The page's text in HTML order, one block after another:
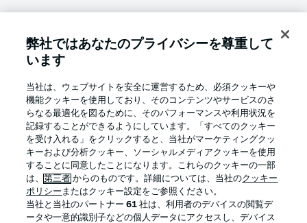
ファンタジー・マネジャー
言語をお選びください
日本語 Display Mode
ログイン
弊社ではあなたのプライバシーを尊重して
います
当社は、ウェブサイトを安全に運営するため、必須クッキーや
機能クッキーを使用しており、そのコンテンツやサービスのさ
らなる最適化を図るために、そのパフォーマンスや利用状況を
記録することができるようにしています。「すべてのクッキー
を受け入れる」をクリックすると、当社がマーケティングクッ
キーおよび分析クッキー、ソーシャルメディアクッキーを使用
することに同意したことになります。これらのクッキーの一部
は、第三者 からのものです。詳細については、当社のクッキー
ポリシー またはクッキー設定をご参照ください。
当社と当社のパートナー61 社は、利用者のデバイスの閲覧デ
ータや一意的識別子などの個人データにアクセスし、デバイス